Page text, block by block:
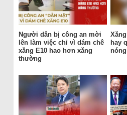
Người dân bị công an mời
lên làm việc chỉ vì dám chê
xăng E10 hao hơn xăng
thường
hay